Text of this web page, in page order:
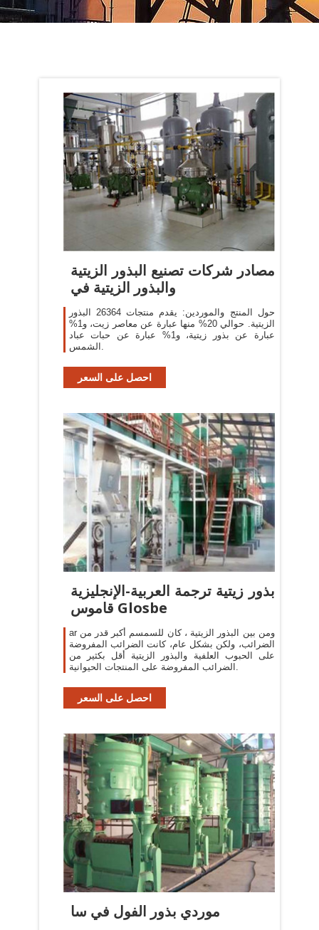
مصادر شركات تصنيع البذور الزيتية
والبذور الزيتية في
حول المنتج والموردين: يقدم منتجات 26364 البذور
الزيتية. حوالي 20% منها عبارة عن معاصر زيت، و1%
عبارة عن بذور زيتية، و1% عبارة عن حبات عباد
الشمس.
احصل على السعر
بذور زيتية ترجمة العربية-الإنجليزية
قاموس Glosbe
ar ومن بين البذور الزيتية ، كان للسمسم أكبر قدر من
الضرائب، ولكن بشكل عام، كانت الضرائب المفروضة
على الحبوب العلفية والبذور الزيتية أقل بكثير من
الضرائب المفروضة على المنتجات الحيوانية.
احصل على السعر
موردي بذور الفول في سا